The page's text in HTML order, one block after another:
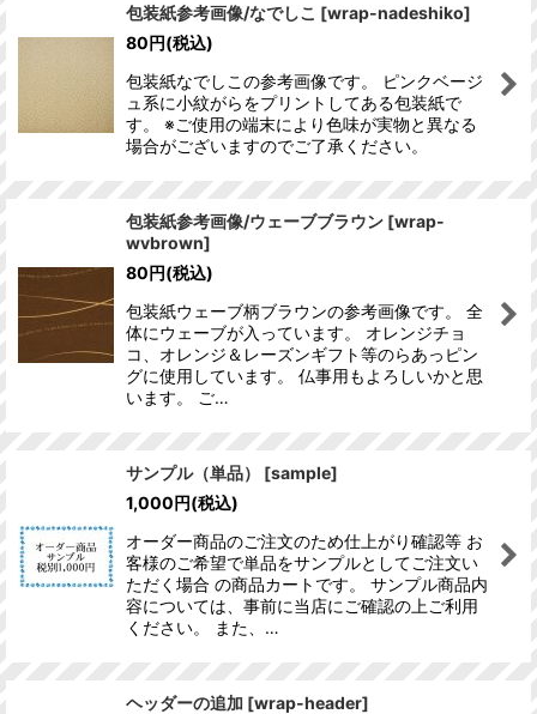
包装紙参考画像/なでしこ [wrap-nadeshiko]
80円(税込)
包装紙なでしこの参考画像です。 ピンクベージ
ュ系に小紋がらをプリントしてある包装紙で
す。 ※ご使用の端末により色味が実物と異なる
場合がございますのでご了承ください。
包装紙参考画像/ウェーブブラウン [wrap-
wvbrown]
80円(税込)
包装紙ウェーブ柄ブラウンの参考画像です。 全
体にウェーブが入っています。 オレンジチョ
コ、オレンジ＆レーズンギフト等のらあっピン
グに使用しています。 仏事用もよろしいかと思
います。 ご…
サンプル（単品） [sample]
1,000円(税込)
オーダー商品のご注文のため仕上がり確認等 お
客様のご希望で単品をサンプルとしてご注文い
ただく場合 の商品カートです。 サンプル商品内
容については、事前に当店にご確認の上ご利用
ください。 また、…
ヘッダーの追加 [wrap-header]